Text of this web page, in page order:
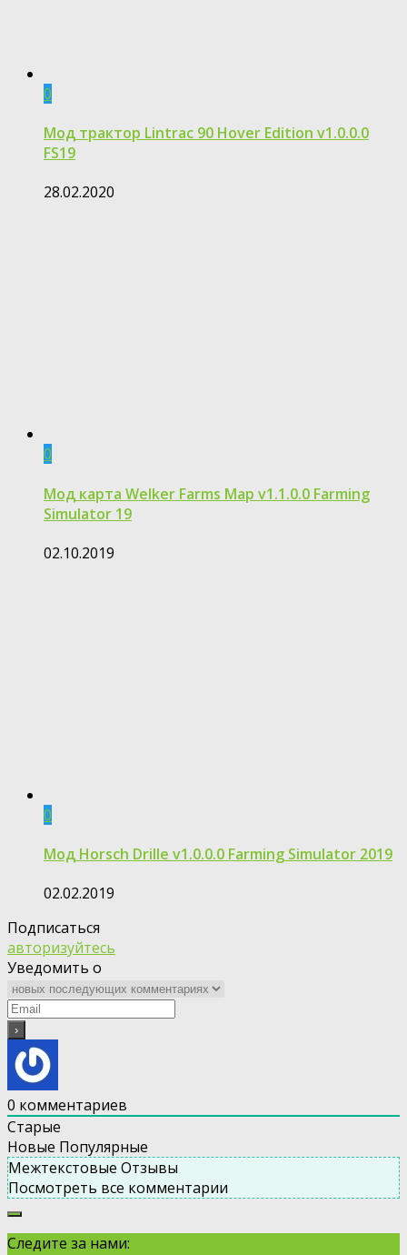
0
Мод трактор Lintrac 90 Hover Edition v1.0.0.0
FS19
28.02.2020
0
Мод карта Welker Farms Map v1.1.0.0 Farming
Simulator 19
02.10.2019
0
Мод Horsch Drille v1.0.0.0 Farming Simulator 2019
02.02.2019
Подписаться
авторизуйтесь
Уведомить о
0 комментариев
Старые
Новые Популярные
Межтекстовые Отзывы
Посмотреть все комментарии
Следите за нами: